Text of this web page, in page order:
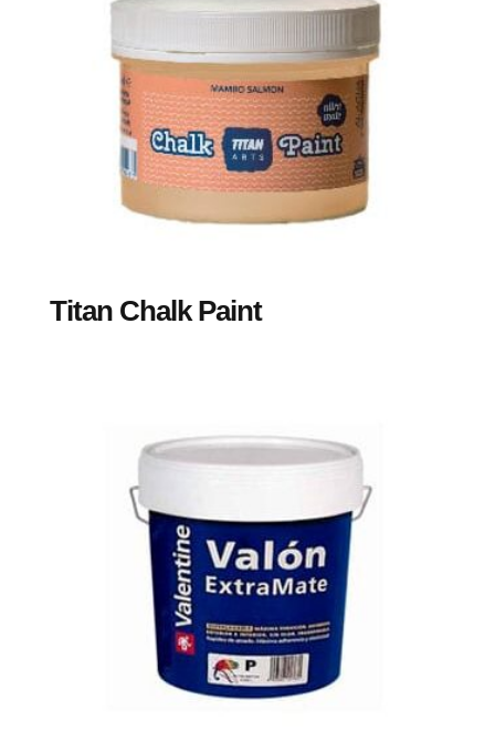
Titan Chalk Paint